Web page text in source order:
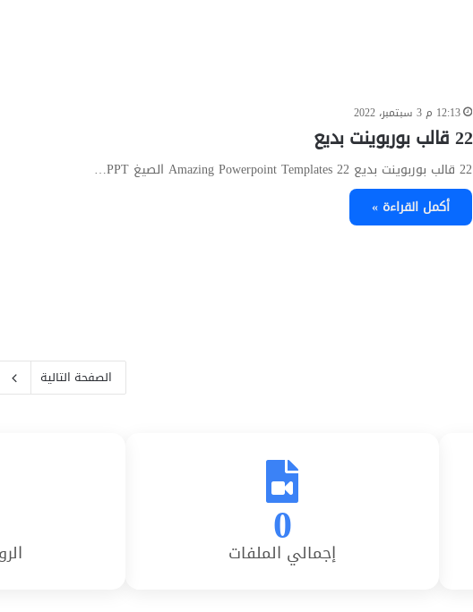
12:13 م 3 سبتمبر، 2022
22 قالب بوربوينت بديع
22 قالب بوربوينت بديع 22 Amazing Powerpoint Templates الصيغ PPT…
أكمل القراءة »
الصفحة التالية
0
إجمالي الملفات